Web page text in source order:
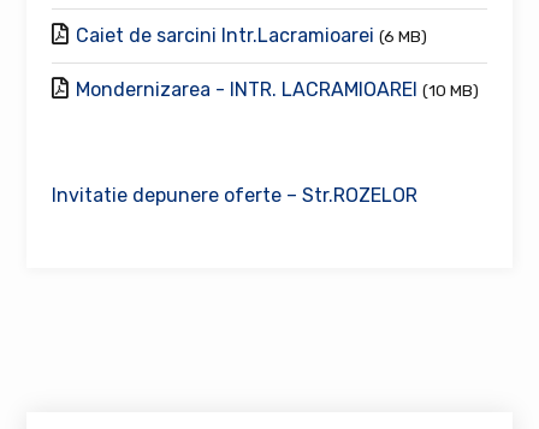
Caiet de sarcini Intr.Lacramioarei (6 MB)
Mondernizarea - INTR. LACRAMIOAREI (10 MB)
Invitatie depunere oferte – Str.ROZELOR